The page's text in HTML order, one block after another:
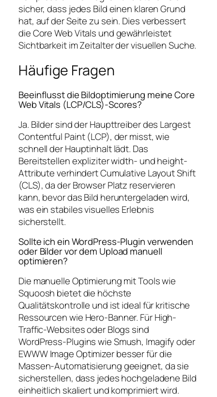
sicher, dass jedes Bild einen klaren Grund
hat, auf der Seite zu sein. Dies verbessert
die Core Web Vitals und gewährleistet
Sichtbarkeit im Zeitalter der visuellen Suche.
Häufige Fragen
Beeinflusst die Bildoptimierung meine Core
Web Vitals (LCP/CLS)-Scores?
Ja. Bilder sind der Haupttreiber des Largest
Contentful Paint (LCP), der misst, wie
schnell der Hauptinhalt lädt. Das
Bereitstellen expliziter width- und height-
Attribute verhindert Cumulative Layout Shift
(CLS), da der Browser Platz reservieren
kann, bevor das Bild heruntergeladen wird,
was ein stabiles visuelles Erlebnis
sicherstellt.
Sollte ich ein WordPress-Plugin verwenden
oder Bilder vor dem Upload manuell
optimieren?
Die manuelle Optimierung mit Tools wie
Squoosh bietet die höchste
Qualitätskontrolle und ist ideal für kritische
Ressourcen wie Hero-Banner. Für High-
Traffic-Websites oder Blogs sind
WordPress-Plugins wie Smush, Imagify oder
EWWW Image Optimizer besser für die
Massen-Automatisierung geeignet, da sie
sicherstellen, dass jedes hochgeladene Bild
einheitlich skaliert und komprimiert wird.